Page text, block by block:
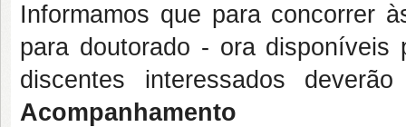
Informamos que para concorrer
para doutorado - oradisponíveis
discentes interessados